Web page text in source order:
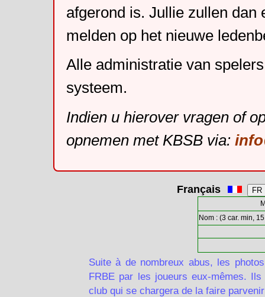
afgerond is. Jullie zullen dan
melden op het nieuwe
Alle administratie van
systeem.
Indien u hierover vragen of
opnemen met KBSB via:
Français
Nom : (3 car. min,
Suite à de nombreux abus, les
FRBE par les joueurs eux-mêmes.
club qui se chargera de la faire